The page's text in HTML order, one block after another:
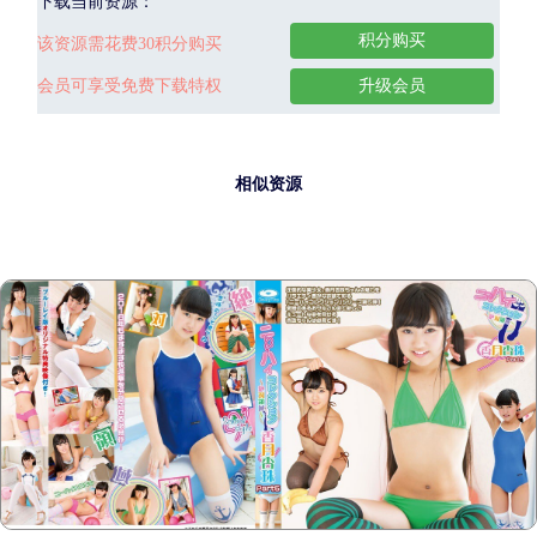
该资源需花费30积分购买
会员可享受免费下载特权
积分购买
升级会员
相似资源